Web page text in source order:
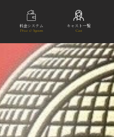
料金システム
Price & System
キャスト一覧
Cast